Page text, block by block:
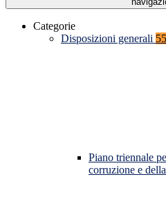
Categorie
Disposizioni generali 55
Piano triennale
corruzione e